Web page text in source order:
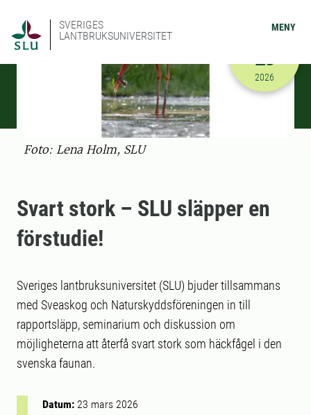
SVERIGES
LANTBRUKSUNIVERSITET
MENY
Foto: Lena Holm, SLU
2026-03-
23
2026
Svart stork – SLU släpper en
förstudie!
Sveriges lantbruksuniversitet (SLU) bjuder tillsammans
med Sveaskog och Naturskyddsföreningen in till
rapportsläpp, seminarium och diskussion om
möjligheterna att återfå svart stork som häckfågel i den
svenska faunan.
Datum: 23 mars 2026